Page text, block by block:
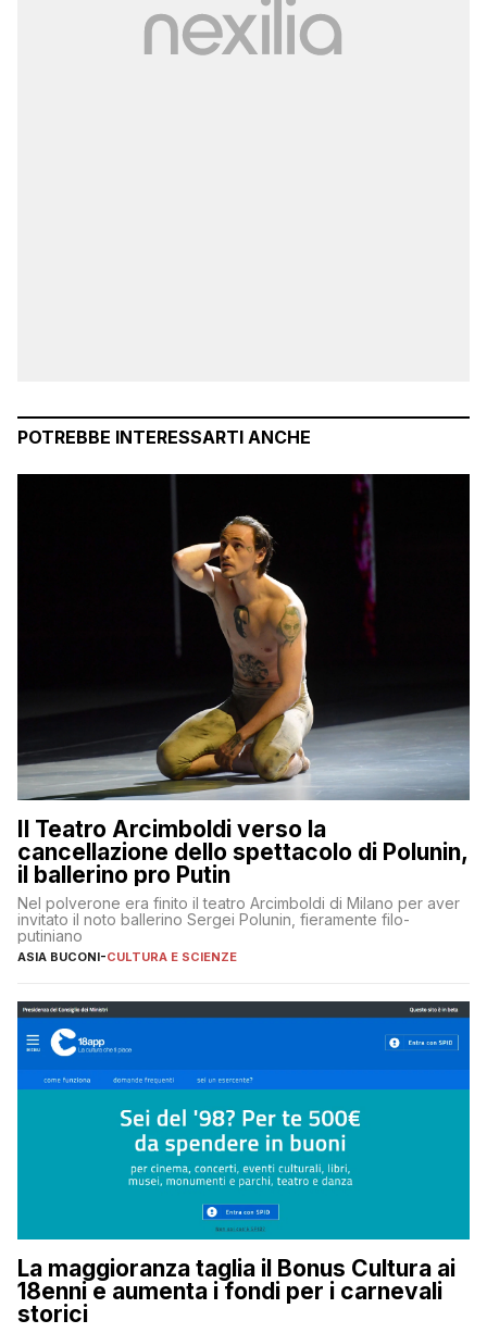
POTREBBE INTERESSARTI ANCHE
Il Teatro Arcimboldi verso la
cancellazione dello spettacolo di Polunin,
il ballerino pro Putin
Nel polverone era finito il teatro Arcimboldi di Milano per aver
invitato il noto ballerino Sergei Polunin, fieramente filo-
putiniano
ASIA BUCONI-CULTURA E SCIENZE
La maggioranza taglia il Bonus Cultura ai
18enni e aumenta i fondi per i carnevali
storici